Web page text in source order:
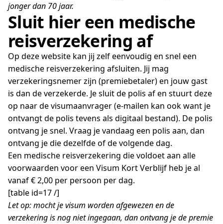
jonger dan 70 jaar.
Sluit hier een medische
reisverzekering af
Op deze website kan jij zelf eenvoudig en snel een
medische reisverzekering afsluiten. Jij mag
verzekeringsnemer zijn (premiebetaler) en jouw gast
is dan de verzekerde. Je sluit de polis af en stuurt deze
op naar de visumaanvrager (e-mailen kan ook want je
ontvangt de polis tevens als digitaal bestand). De polis
ontvang je snel. Vraag je vandaag een polis aan, dan
ontvang je die dezelfde of de volgende dag.
Een medische reisverzekering die voldoet aan alle
voorwaarden voor een Visum Kort Verblijf heb je al
vanaf € 2,00 per persoon per dag.
[table id=17 /]
Let op: mocht je visum worden afgewezen en de
verzekering is nog niet ingegaan, dan ontvang je de premie